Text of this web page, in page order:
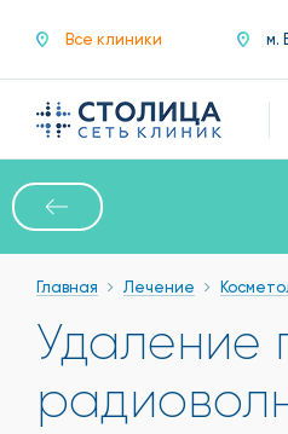
Все клиники м.
Главная Лечение
Удаление